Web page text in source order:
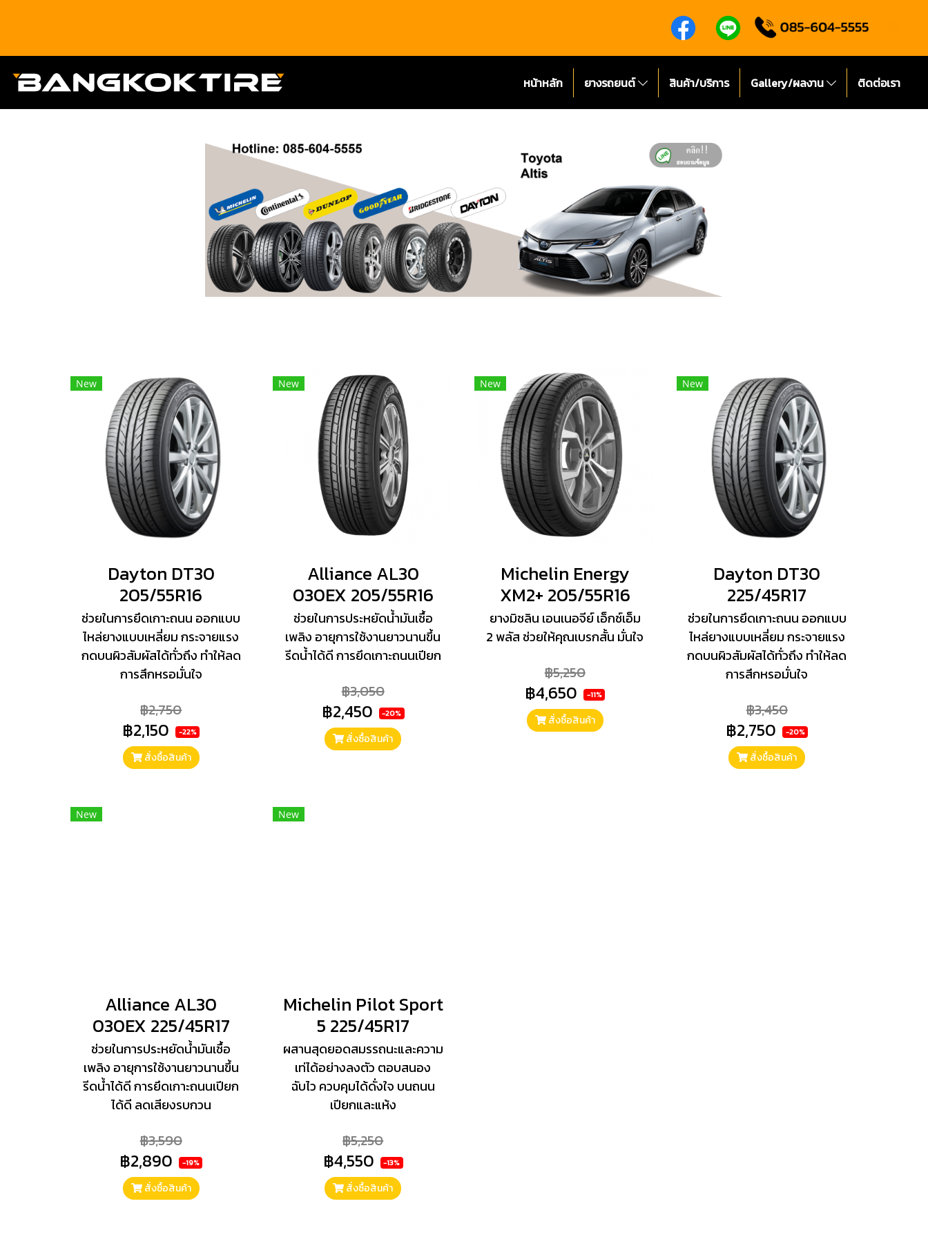
หน้าหลัก ยางรถยนต์ สินค้า/บริการ Gallery/ผลงาน ติดต่อเรา
New
Dayton DT30
205/55R16
ช่วยในการยึดเกาะถนน ออกแบบ
ไหล่ยางแบบเหลี่ยม กระจายแรง
กดบนผิวสัมผัสได้ทั่วถึง ทำให้ลด
การสึกหรอมั่นใจ
฿2,750
฿2,150 -22%
สั่งซื้อสินค้า
New
Alliance AL30
030EX 205/55R16
ช่วยในการประหยัดน้ำมันเชื้อ
เพลิง อายุการใช้งานยาวนานขึ้น
รีดน้ำได้ดี การยึดเกาะถนนเปียก
฿3,050
฿2,450 -20%
สั่งซื้อสินค้า
New
Michelin Energy
XM2+ 205/55R16
ยางมิชลิน เอนเนอจีย์ เอ็กซ์เอ็ม
2 พลัส ช่วยให้คุณเบรกสั้น มั่นใจ
฿5,250
฿4,650 -11%
สั่งซื้อสินค้า
New
Dayton DT30
225/45R17
ช่วยในการยึดเกาะถนน ออกแบบ
ไหล่ยางแบบเหลี่ยม กระจายแรง
กดบนผิวสัมผัสได้ทั่วถึง ทำให้ลด
การสึกหรอมั่นใจ
฿3,450
฿2,750 -20%
สั่งซื้อสินค้า
New
Alliance AL30
030EX 225/45R17
ช่วยในการประหยัดน้ำมันเชื้อ
เพลิง อายุการใช้งานยาวนานขึ้น
รีดน้ำได้ดี การยึดเกาะถนนเปียก
ได้ดี ลดเสียงรบกวน
฿3,590
฿2,890 -19%
สั่งซื้อสินค้า
New
Michelin Pilot Sport
5 225/45R17
ผสานสุดยอดสมรรถนะและความ
เท่ได้อย่างลงตัว ตอบสนอง
ฉับไว ควบคุมได้ดั่งใจ บนถนน
เปียกและแห้ง
฿5,250
฿4,550 -13%
สั่งซื้อสินค้า